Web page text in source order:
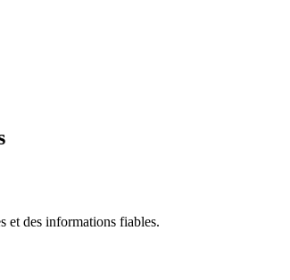
et des informations fiables.